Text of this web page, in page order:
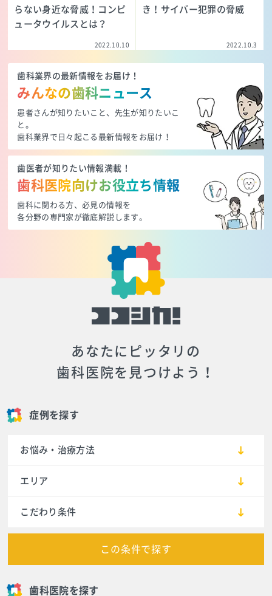
らない身近な脅威！コンピ
ュータウイルスとは？
2022.10.10
き！サイバー犯罪の脅威
2022.10.3
歯科業界の最新情報をお届け！
みんなの歯科ニュース
患者さんが知りたいこと、先生が知りたいこ
と。
歯科業界で日々起こる最新情報をお届け！
歯医者が知りたい情報満載！
歯科医院向けお役立ち情報
歯科に関わる方、必見の情報を
各分野の専門家が徹底解説します。
あなたにピッタリの
歯科医院を見つけよう！
症例を探す
お悩み・治療方法
エリア
こだわり条件
この条件で探す
歯科医院を探す